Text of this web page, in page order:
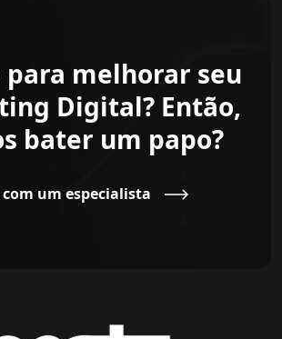
para melhorar seu
Digital? Então,
bater um papo?
com um especialista